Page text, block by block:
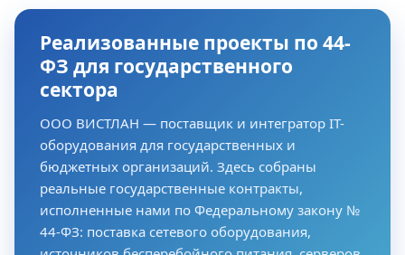
Реализованные проекты по 44-
ФЗ для государственного
сектора
ООО ВИСТЛАН — поставщик и интегратор IT-
оборудования для государственных и
бюджетных организаций. Здесь собраны
реальные государственные контракты,
исполненные нами по Федеральному закону №
44-ФЗ: поставка сетевого оборудования,